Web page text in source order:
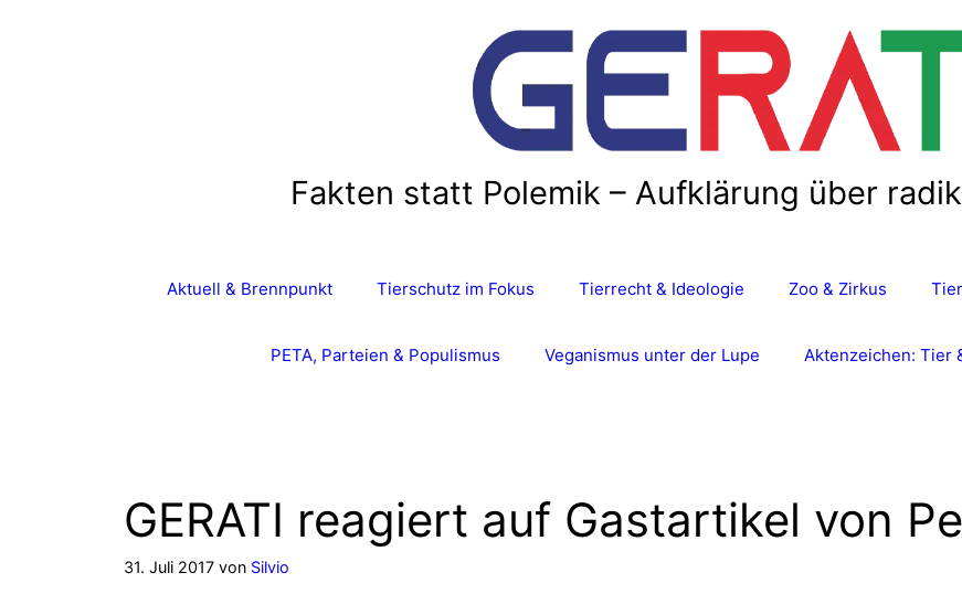
Fakten statt Polemik – Aufklärung über
Aktuell & Brennpunkt Tierschutz im Fokus Tierrecht & Ideologie Zoo & Zirkus
PETA, Parteien & Populismus Veganismus unter der Lupe Aktenzeichen: Tier
GERATI reagiert auf Gastartikel von
31. Juli 2017 von Silvio